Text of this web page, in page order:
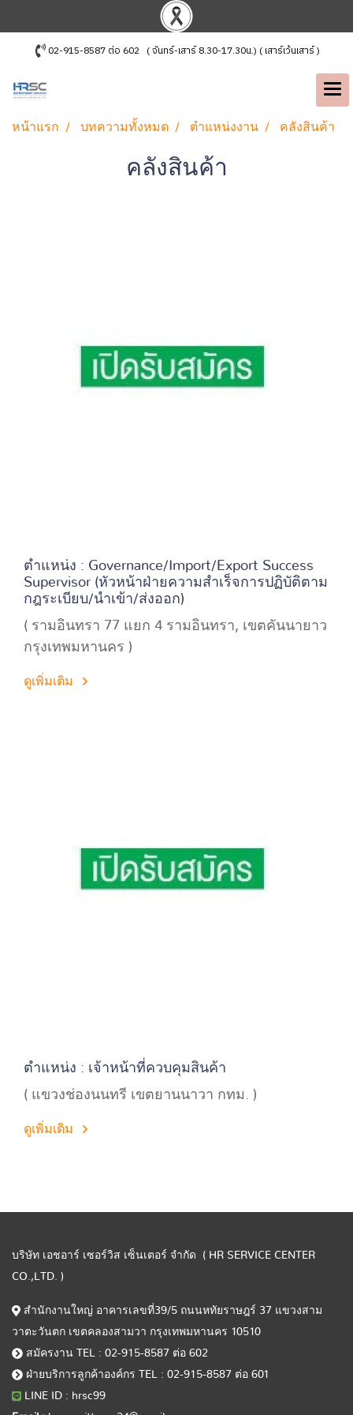
02-915-8587 ต่อ 602 ( จันทร์-เสาร์ 8.30-17.30น.) ( เสาร์เว้นเสาร์ )
หน้าแรก บทความทั้งหมด ตำแหน่งงาน คลังสินค้า
คลังสินค้า
ตำแหน่ง : Governance/Import/Export Success
Supervisor (หัวหน้าฝ่ายความสำเร็จการปฏิบัติตาม
กฎระเบียบ/นำเข้า/ส่งออก)
( รามอินทรา 77 แยก 4 รามอินทรา, เขตคันนายาว
กรุงเทพมหานคร )
ดูเพิ่มเติม
ตำแหน่ง : เจ้าหน้าที่ควบคุมสินค้า
( แขวงช่องนนทรี เขตยานนาวา กทม. )
ดูเพิ่มเติม
บริษัท เอชอาร์ เซอร์วิส เซ็นเตอร์ จำกัด ( HR SERVICE CENTER
CO.,LTD. )
สำนักงานใหญ่ อาคารเลขที่39/5 ถนนหทัยราษฎร์ 37 แขวงสาม
วาตะวันตก เขตคลองสามวา กรุงเทพมหานคร 10510
สมัครงาน TEL : 02-915-8587 ต่อ 602
ฝ่ายบริการลูกค้าองค์กร TEL : 02-915-8587 ต่อ 601
LINE ID : hrsc99